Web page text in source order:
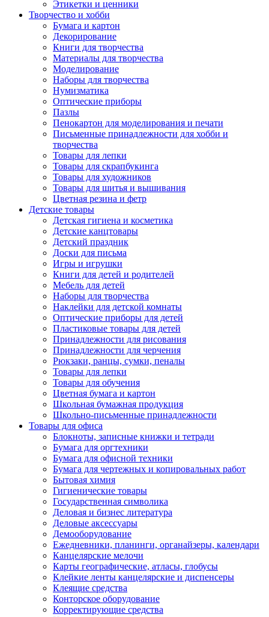
Этикетки и ценники
Творчество и хобби
Бумага и картон
Декорирование
Книги для творчества
Материалы для творчества
Моделирование
Наборы для творчества
Нумизматика
Оптические приборы
Пазлы
Пенокартон для моделирования и печати
Письменные принадлежности для хобби и
творчества
Товары для лепки
Товары для скрапбукинга
Товары для художников
Товары для шитья и вышивания
Цветная резина и фетр
Детские товары
Детская гигиена и косметика
Детские канцтовары
Детский праздник
Доски для письма
Игры и игрушки
Книги для детей и родителей
Мебель для детей
Наборы для творчества
Наклейки для детской комнаты
Оптические приборы для детей
Пластиковые товары для детей
Принадлежности для рисования
Принадлежности для черчения
Рюкзаки, ранцы, сумки, пеналы
Товары для лепки
Товары для обучения
Цветная бумага и картон
Школьная бумажная продукция
Школьно-письменные принадлежности
Товары для офиса
Блокноты, записные книжки и тетради
Бумага для оргтехники
Бумага для офисной техники
Бумага для чертежных и копировальных работ
Бытовая химия
Гигиенические товары
Государственная символика
Деловая и бизнес литература
Деловые аксессуары
Демооборудование
Ежедневники, планинги, органайзеры, календари
Канцелярские мелочи
Карты географические, атласы, глобусы
Клейкие ленты канцелярские и диспенсеры
Клеящие средства
Конторское оборудование
Корректирующие средства